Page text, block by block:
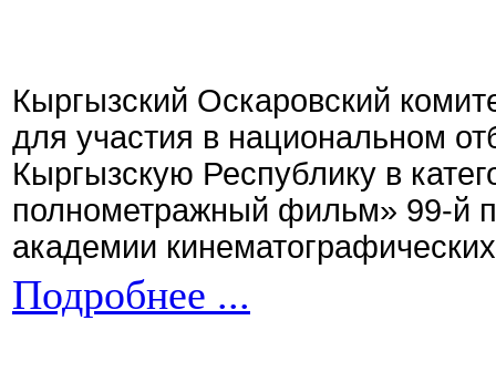
Кыргызский Оскаровский
для участия в национальном
Кыргызскую Республику в
полнометражный фильм» 99-й
академии
Подробнее ...